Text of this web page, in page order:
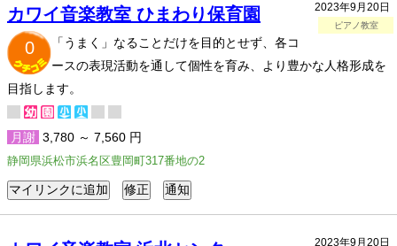
2023年9月20日
ピアノ教室
カワイ音楽教室 ひまわり保育園
0
「うまく」なることだけを目的とせず、各コ
ースの表現活動を通して個性を育み、より豊かな人格形成を
目指します。
月謝 3,780 ～ 7,560 円
静岡県浜松市浜名区豊岡町317番地の2
2023年9月20日